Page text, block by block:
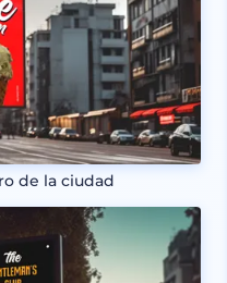
de la ciudad